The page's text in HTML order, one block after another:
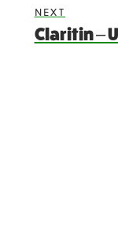
NEXT
Claritin –